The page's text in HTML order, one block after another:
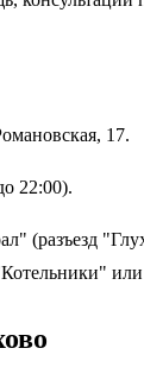
17.
22:00).
(разъезд